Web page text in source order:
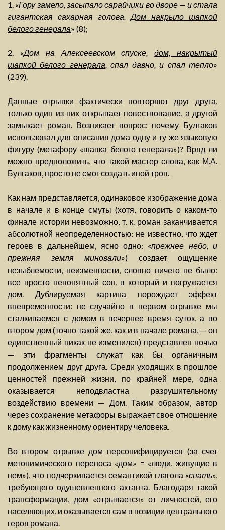
1. «Гору замело, засыпало сарайчики во дворе — и стала
гигантская сахарная голова.Дом накрыло шапкой
белого генерала» (8);
2. «Дом на Алексеевском спуске,дом, накрытый
шапкой белого генерала, спал давно, и спал тепло»
(239).
Данные отрывки фактически повторяют друг друга,
только один из них открывает повествование, а другой
замыкает роман. Возникает вопрос: почему Булгаков
использовал для описания дома одну и ту же языковую
фигуру (метафору «шапка белого генерала»)? Вряд ли
можно предположить, что такой мастер слова, как М.А.
Булгаков, просто не смог создать иной троп.
Как нам представляется, одинаковое изображение дома
в начале и в конце смуты (хотя, говорить о каком-то
финале истории невозможно, т. к. роман заканчивается
абсолютной неопределенностью: не известно, что ждет
героев в дальнейшем, ясно одно: «прежнее небо, и
прежняя земля миновали») создает ощущение
незыблемости, неизменности, словно ничего не было:
все просто непонятный сон, в который и погружается
дом. Дублируемая картина порождает эффект
вневременности: не случайно в первом отрывке мы
сталкиваемся с домом в вечернее время суток, а во
втором дом (точно такой же, как и в начале романа, — он
единственный никак не изменился) представлен ночью
— эти фрагменты служат как бы органичным
продолжением друг друга. Среди уходящих в прошлое
ценностей прежней жизни, по крайней мере, одна
оказывается неподвластна разрушительному
воздействию времени — Дом. Таким образом, автор
через сохранение метафоры выражает свое отношение
к дому как жизненному ориентиру человека.
Во втором отрывке дом персонифицируется (за счет
метонимического переноса «дом» = «люди, живущие в
нем»), что подчеркивается семантикой глагола «спать»,
требующего одушевленного актанта. Благодаря такой
трансформации, дом «отрывается» от личностей, его
населяющих, и оказывается сам в позиции центрального
героя романа.